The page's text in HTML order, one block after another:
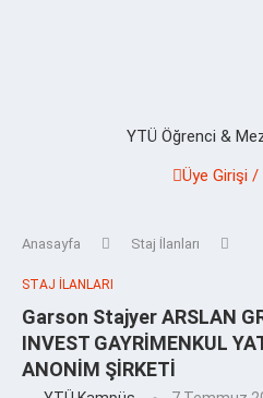
YTÜ Öğrenci &
Üye Girişi /
Anasayfa Staj İlanları
STAJ İLANLARI
Garson Stajyer ARSLAN
INVEST GAYRİMENKUL
ANONİM ŞİRKETİ